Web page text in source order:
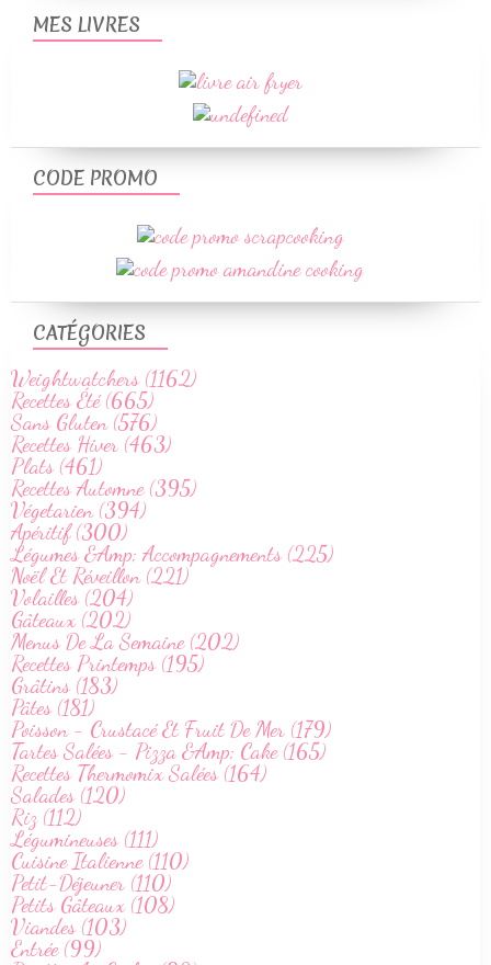
CATÉGORIES
Weightwatchers (1162)
Recettes Été (665)
Sans Gluten (576)
Recettes Hiver (463)
Plats (461)
Recettes Automne (395)
Végetarien (394)
Apéritif (300)
Légumes &Amp; Accompagnements (225)
Noël Et Réveillon (221)
Volailles (204)
Gâteaux (202)
Menus De La Semaine (202)
Recettes Printemps (195)
Grâtins (183)
Pâtes (181)
Poisson - Crustacé Et Fruit De Mer (179)
Tartes Salées - Pizza &Amp; Cake (165)
Recettes Thermomix Salées (164)
Salades (120)
Riz (112)
Légumineuses (111)
Cuisine Italienne (110)
Petit-Déjeuner (110)
Petits Gâteaux (108)
Viandes (103)
Entrée (99)
MES LIVRES
CODE PROMO